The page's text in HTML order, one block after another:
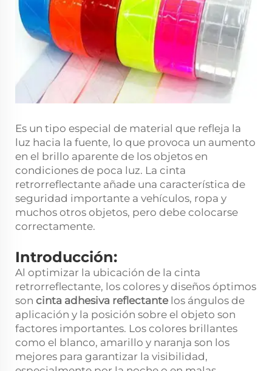
Es un tipo especial de material que refleja la
luz hacia la fuente, lo que provoca un aumento
en el brillo aparente de los objetos en
condiciones de poca luz. La cinta
retrorreflectante añade una característica de
seguridad importante a vehículos, ropa y
muchos otros objetos, pero debe colocarse
correctamente.
Introducción:
Al optimizar la ubicación de la cinta
retrorreflectante, los colores y diseños óptimos
son cinta adhesiva reflectante los ángulos de
aplicación y la posición sobre el objeto son
factores importantes. Los colores brillantes
como el blanco, amarillo y naranja son los
mejores para garantizar la visibilidad,